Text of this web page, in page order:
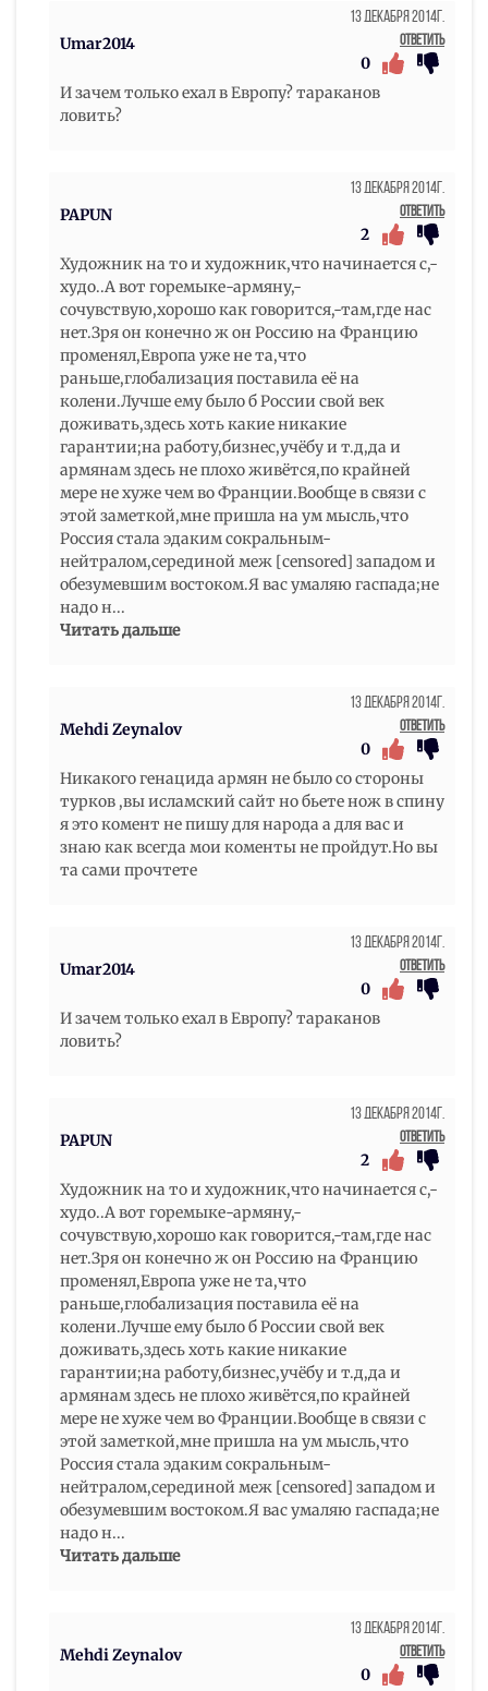
Umar2014
13 Декабря 2014г.
Ответить
0
И зачем только ехал в Европу? тараканов
ловить?
PAPUN
13 Декабря 2014г.
Ответить
2
Художник на то и художник,что начинается с,-
худо..А вот горемыке-армяну,-
сочувствую,хорошо как говорится,-там,где нас
нет.Зря он конечно ж он Россию на Францию
променял,Европа уже не та,что
раньше,глобализация поставила её на
колени.Лучше ему было б России свой век
доживать,здесь хоть какие никакие
гарантии;на работу,бизнес,учёбу и т.д,да и
армянам здесь не плохо живётся,по крайней
мере не хуже чем во Франции.Вообще в связи с
этой заметкой,мне пришла на ум мысль,что
Россия стала эдаким сокральным-
нейтралом,серединой меж [censored] западом и
обезумевшим востоком.Я вас умаляю гаспада;не
надо н...
Читать дальше
Mehdi Zeynalov
13 Декабря 2014г.
Ответить
0
Никакого генацида армян не было со стороны
турков ,вы исламский сайт но бьете нож в спину
я это комент не пишу для народа а для вас и
знаю как всегда мои коменты не пройдут.Но вы
та сами прочтете
Umar2014
13 Декабря 2014г.
Ответить
0
И зачем только ехал в Европу? тараканов
ловить?
PAPUN
13 Декабря 2014г.
Ответить
2
Художник на то и художник,что начинается с,-
худо..А вот горемыке-армяну,-
сочувствую,хорошо как говорится,-там,где нас
нет.Зря он конечно ж он Россию на Францию
променял,Европа уже не та,что
раньше,глобализация поставила её на
колени.Лучше ему было б России свой век
доживать,здесь хоть какие никакие
гарантии;на работу,бизнес,учёбу и т.д,да и
армянам здесь не плохо живётся,по крайней
мере не хуже чем во Франции.Вообще в связи с
этой заметкой,мне пришла на ум мысль,что
Россия стала эдаким сокральным-
нейтралом,серединой меж [censored] западом и
обезумевшим востоком.Я вас умаляю гаспада;не
надо н...
Читать дальше
Mehdi Zeynalov
13 Декабря 2014г.
Ответить
0